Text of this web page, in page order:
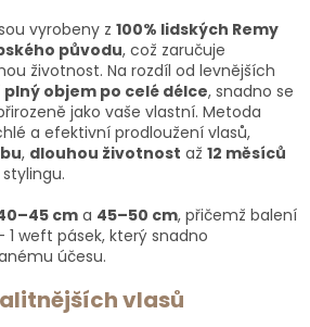
vyrobeny z 100% lidských Remy
původu, což zaručuje
životnost. Na rozdíl od levnějších
plný objem po celé délce, snadno se
jako vaše vlastní. Metoda
a efektivní prodloužení vlasů,
, dlouhou životnost až 12 měsíců
cm a 45–50 cm, přičemž balení
1 weft pásek, který snadno
účesu.
vlasů